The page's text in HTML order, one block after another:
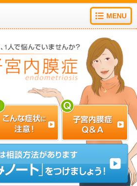
MENU
内膜症
う!